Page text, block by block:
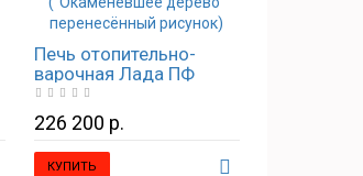
Печь отопительно-
варочная Лада ПФ
("Окаменевшее дерево"
перенесённый рисунок)
226 200 р.
КУПИТЬ